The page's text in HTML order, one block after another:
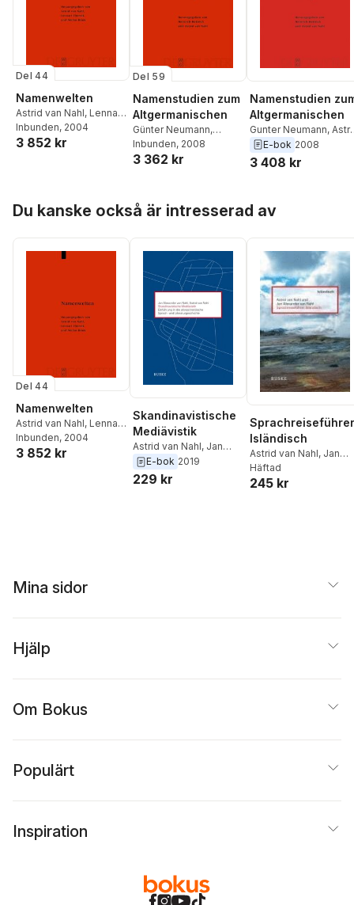
Del 44
Namenwelten
Astrid van Nahl, Lennart
Elmevik,Stefan Brink
Inbunden, 2004
3 852 kr
Del 59
Namenstudien zum
Altgermanischen
Günter Neumann,
Heinrich Hettrich
van Nahl
Inbunden, 2008
3 362 kr
Namenstudien
Altgermanischen
Gunter Neumann,
van Nahl, Heinrich
Hettrich
E-bok 2008
3 408 kr
Du kanske också är intresserad av
Del 44
Namenwelten
Astrid van Nahl, Lennart
Elmevik,Stefan Brink
Inbunden, 2004
3 852 kr
Skandinavistische
Mediävistik
Astrid van Nahl, Jan
Alexander van Nahl
E-bok 2019
229 kr
Sprachreiseführer
Isländisch
Astrid van Nahl, Jan
Alexander van Nahl
Häftad
245 kr
Mina sidor
Hjälp
Om Bokus
Populärt
Inspiration